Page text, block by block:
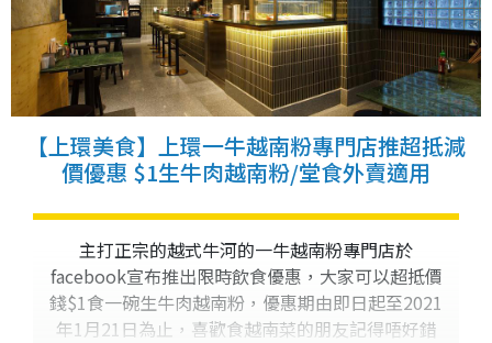
【上環美食】上環一牛越南粉專門店推超抵減
價優惠 $1生牛肉越南粉/堂食外賣適用
主打正宗的越式牛河的一牛越南粉專門店於
facebook宣布推出限時飲食優惠，大家可以超抵價
錢$1食一碗生牛肉越南粉，優惠期由即日起至2021
年1月21日為止，喜歡食越南菜的朋友記得唔好錯